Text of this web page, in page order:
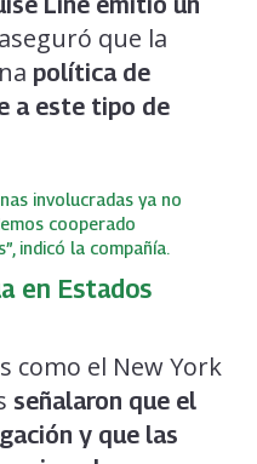
que la
política de
a este tipo de
involucradas ya no
cooperado
indicó la compañía.
en Estados
como el New York
señalaron que el
y que las